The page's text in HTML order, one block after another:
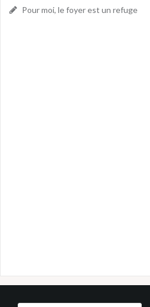
Pour moi, le foyer est un refuge